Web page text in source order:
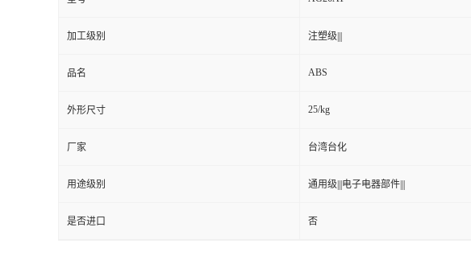
加工级别 注塑级|||
品名 ABS
外形尺寸 25/kg
厂家 台湾台化
用途级别 通用级|||电子电器部件|||
是否进口 否